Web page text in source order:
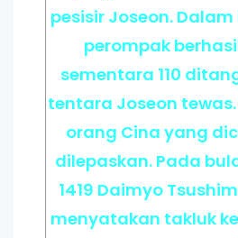
pesisir Joseon.
perompak
sementara 110
tentara Joseon tewas.
orang Cina yang
dilepaskan. Pada
1419 Daimyo
menyatakan takluk